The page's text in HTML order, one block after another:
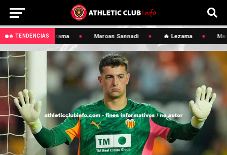
🔥 TENDENCIAS🔥 Lezama Maroan Sannadi 🔥 Lezama